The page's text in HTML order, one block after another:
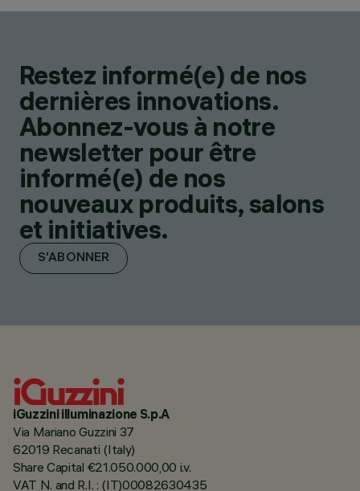
Restez informé(e) de nos
dernières innovations.
Abonnez-vous à notre
newsletter pour être
informé(e) de nos
nouveaux produits, salons
et initiatives.
S'ABONNER
iGuzzini illuminazione S.p.A
Via Mariano Guzzini 37
62019 Recanati (Italy)
Share Capital €21.050.000,00 i.v.
VAT N. and R.I. : (IT)00082630435